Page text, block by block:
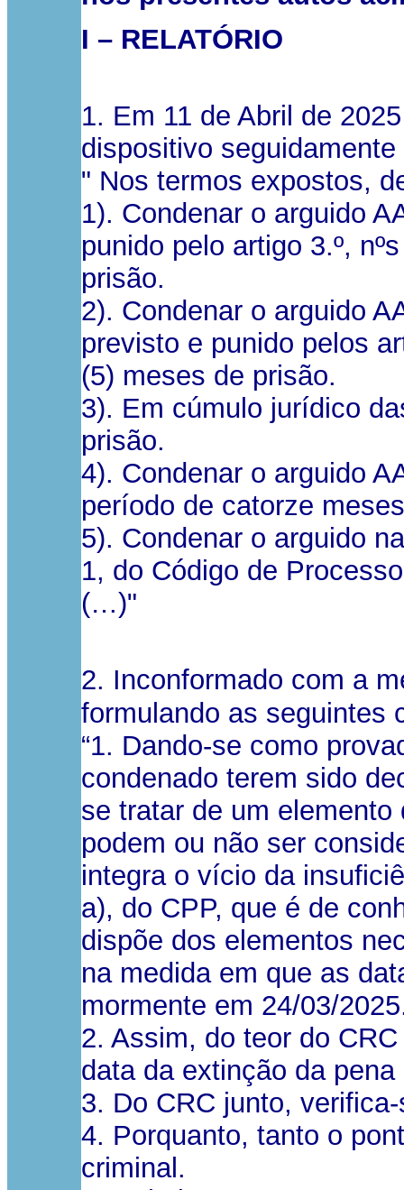
I – RELATÓRIO
1. Em 11 de Abril de
dispositivo
" Nos termos expostos,
1). Condenar o arguido
punido pelo artigo 3.º,
prisão.
2). Condenar o arguido
previsto e punido pelos
(5) meses de prisão.
3). Em cúmulo jurídico
prisão.
4). Condenar o arguido
período de catorze
5). Condenar o arguido
1, do Código de
(…)"
2. Inconformado com a
formulando as seguintes
“1. Dando-se como
condenado terem sido
se tratar de um
podem ou não ser
integra o vício da
a), do CPP, que é de
dispõe dos elementos
na medida em que as
mormente em 24/03/
2. Assim, do teor do
data da extinção da
3. Do CRC junto,
4. Porquanto, tanto o
criminal.